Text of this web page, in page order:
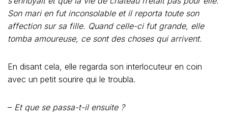
Son mari en fut inconsolable et il reporta toute son
affection sur sa fille. Quand celle-ci fut grande, elle
tomba amoureuse, ce sont des choses qui arrivent.
En disant cela, elle regarda son interlocuteur en coin
avec un petit sourire qui le troubla.
– Et que se passa-t-il ensuite ?